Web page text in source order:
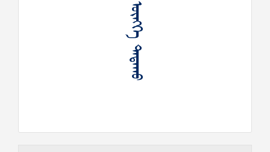
ᠥᠩᠭᠡ ᠳᠠᠳᠠᠬᠤ